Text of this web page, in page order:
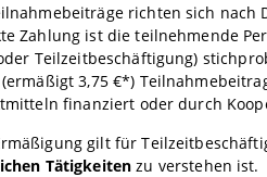
richten sich nach
Zahlung ist die teilnehmende
Teilzeitbeschäftigung)
(ermäßigt 3,75 €*)
finanziert oder durch
gilt für
Tätigkeiten zu verstehen ist.